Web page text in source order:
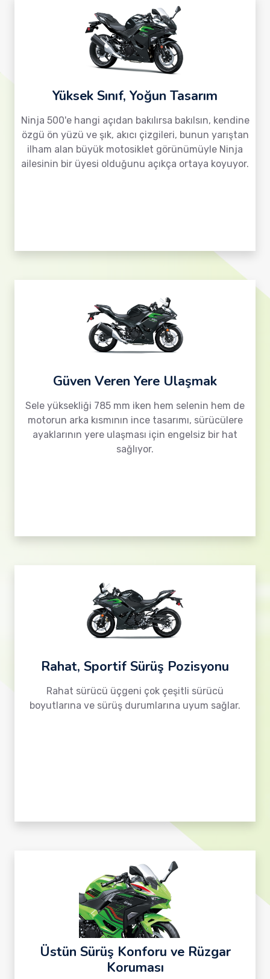
Yüksek Sınıf, Yoğun Tasarım
Ninja 500'e hangi açıdan bakılırsa bakılsın, kendine
özgü ön yüzü ve şık, akıcı çizgileri, bunun yarıştan
ilham alan büyük motosiklet görünümüyle Ninja
ailesinin bir üyesi olduğunu açıkça ortaya koyuyor.
Güven Veren Yere Ulaşmak
Sele yüksekliği 785 mm iken hem selenin hem de
motorun arka kısmının ince tasarımı, sürücülere
ayaklarının yere ulaşması için engelsiz bir hat
sağlıyor.
Rahat, Sportif Sürüş Pozisyonu
Rahat sürücü üçgeni çok çeşitli sürücü
boyutlarına ve sürüş durumlarına uyum sağlar.
Üstün Sürüş Konforu ve Rüzgar
Koruması